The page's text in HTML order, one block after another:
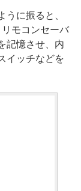
に振ると、
モコンセーバ
記憶させ、内
イッチなどを